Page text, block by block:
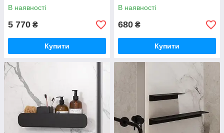
В наявності
5 770 ₴
Купити
В наявності
680 ₴
Купити